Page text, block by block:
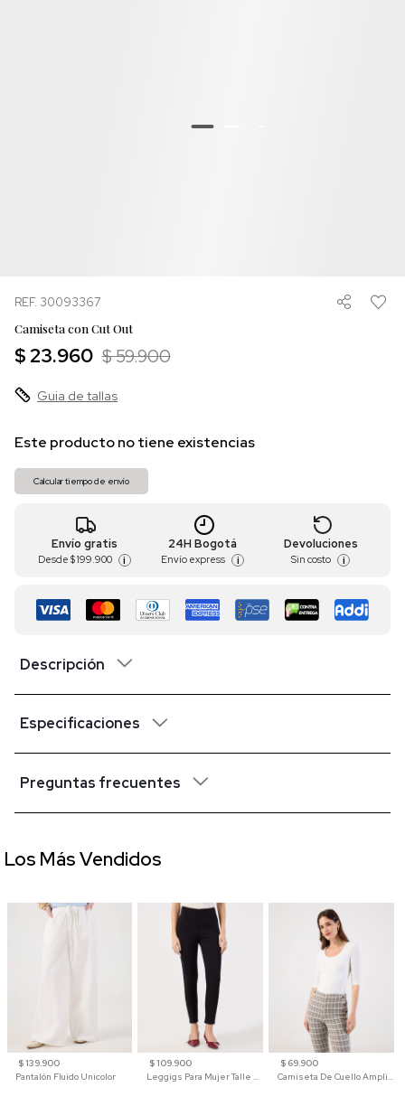
REF. 30093367
Camiseta con Cut Out
$ 23.960 $ 59.900
Guia de tallas
Este producto no tiene existencias
Calcular tiempo de envío
Envío gratis
Desde $ 199.900 i
24H Bogotá
Envío express i
Devoluciones
Sin costo i
Descripción
Especificaciones
Preguntas frecuentes
$ 139.900
Pantalón Fluido Unicolor
$ 109.900
Leggigs Para Mujer Talle Alto Liso
$ 69.900
Camiseta De Cuello Amplio Y Manga 3/4 Para Mujer
Los Más Vendidos